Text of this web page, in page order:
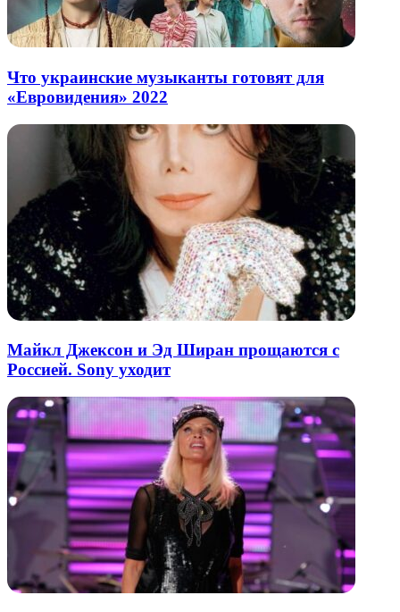
Что украинские музыканты готовят для
«Евровидения» 2022
Майкл Джексон и Эд Ширан прощаются с
Россией. Sony уходит